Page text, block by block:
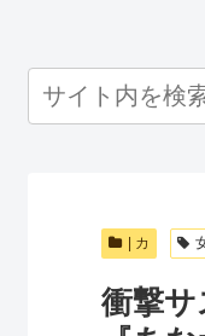
| カ
衝撃